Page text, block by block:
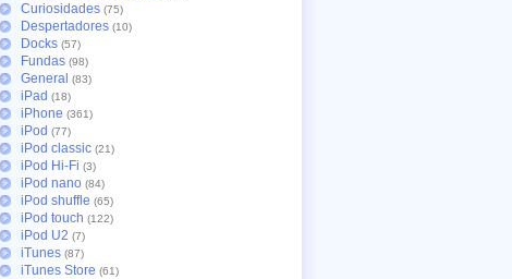
Curiosidades (75)
Despertadores (10)
Docks (57)
Fundas (98)
General (83)
iPad (18)
iPhone (361)
iPod (77)
iPod classic (21)
iPod Hi-Fi (3)
iPod nano (84)
iPod shuffle (65)
iPod touch (122)
iPod U2 (7)
iTunes (87)
iTunes Store (61)